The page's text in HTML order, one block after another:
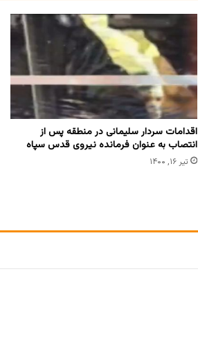
اقدامات سردار سلیمانی در منطقه پس از
انتصاب به عنوان فرمانده نیروی قدس سپاه
تیر ۱۶, ۱۴۰۰